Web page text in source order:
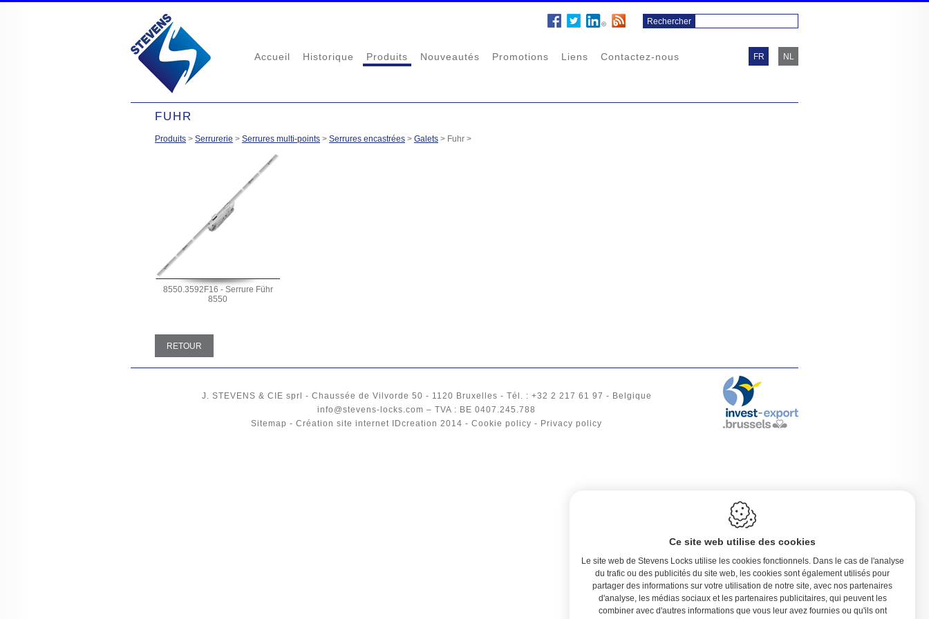
Accueil Historique Produits Nouveautés Promotions Liens Contactez-nous FR NL
FUHR
Produits > Serrurerie > Serrures multi-points > Serrures encastrées > Galets > Fuhr >
8550.3592F16 - Serrure Führ
8550
RETOUR
J. STEVENS & CIE sprl - Chaussée de Vilvorde 50 - 1120 Bruxelles - Tél. : +32 2 217 61 97 - Belgique
info@stevens-locks.com – TVA : BE 0407.245.788
Sitemap - Création site internet IDcreation 2014 - Cookie policy - Privacy policy
Ce site web utilise des cookies
Le site web de Stevens Locks utilise les cookies fonctionnels. Dans le cas de l'analyse
du trafic ou des publicités du site web, les cookies sont également utilisés pour
partager des informations sur votre utilisation de notre site, avec nos partenaires
d'analyse, les médias sociaux et les partenaires publicitaires, qui peuvent les
combiner avec d'autres informations que vous leur avez fournies ou qu'ils ont